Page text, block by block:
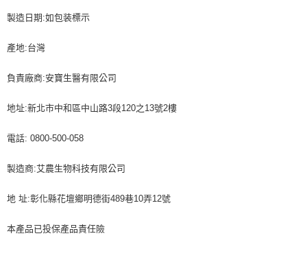
製造日期:如包装標示
產地:台灣
負責廠商:安寶生醫有限公司
地址:新北市中和區中山路3段120之13號2樓
電話: 0800-500-058
製造商:艾農生物科技有限公司
地 址:彰化縣花壇鄉明德街489巷10弄12號
本產品已投保產品責任險